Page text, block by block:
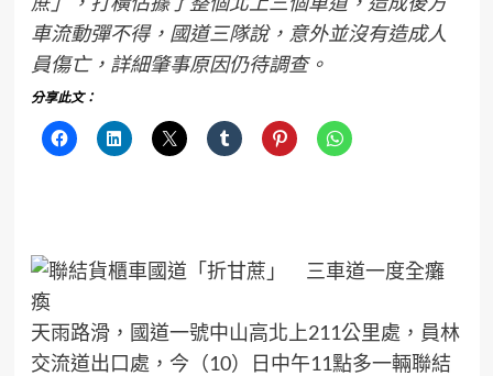
車流動彈不得，國道三隊說，意外並沒有造成人
員傷亡，詳細肇事原因仍待調查。
分享此文：
天雨路滑，國道一號中山高北上211公里處，員林
交流道出口處，今（10）日中午11點多一輛聯結